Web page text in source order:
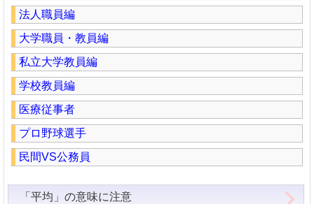
法人職員編
大学職員・教員編
私立大学教員編
学校教員編
医療従事者
プロ野球選手
民間VS公務員
「平均」の意味に注意